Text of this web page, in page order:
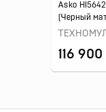
Asko
(Черный
116